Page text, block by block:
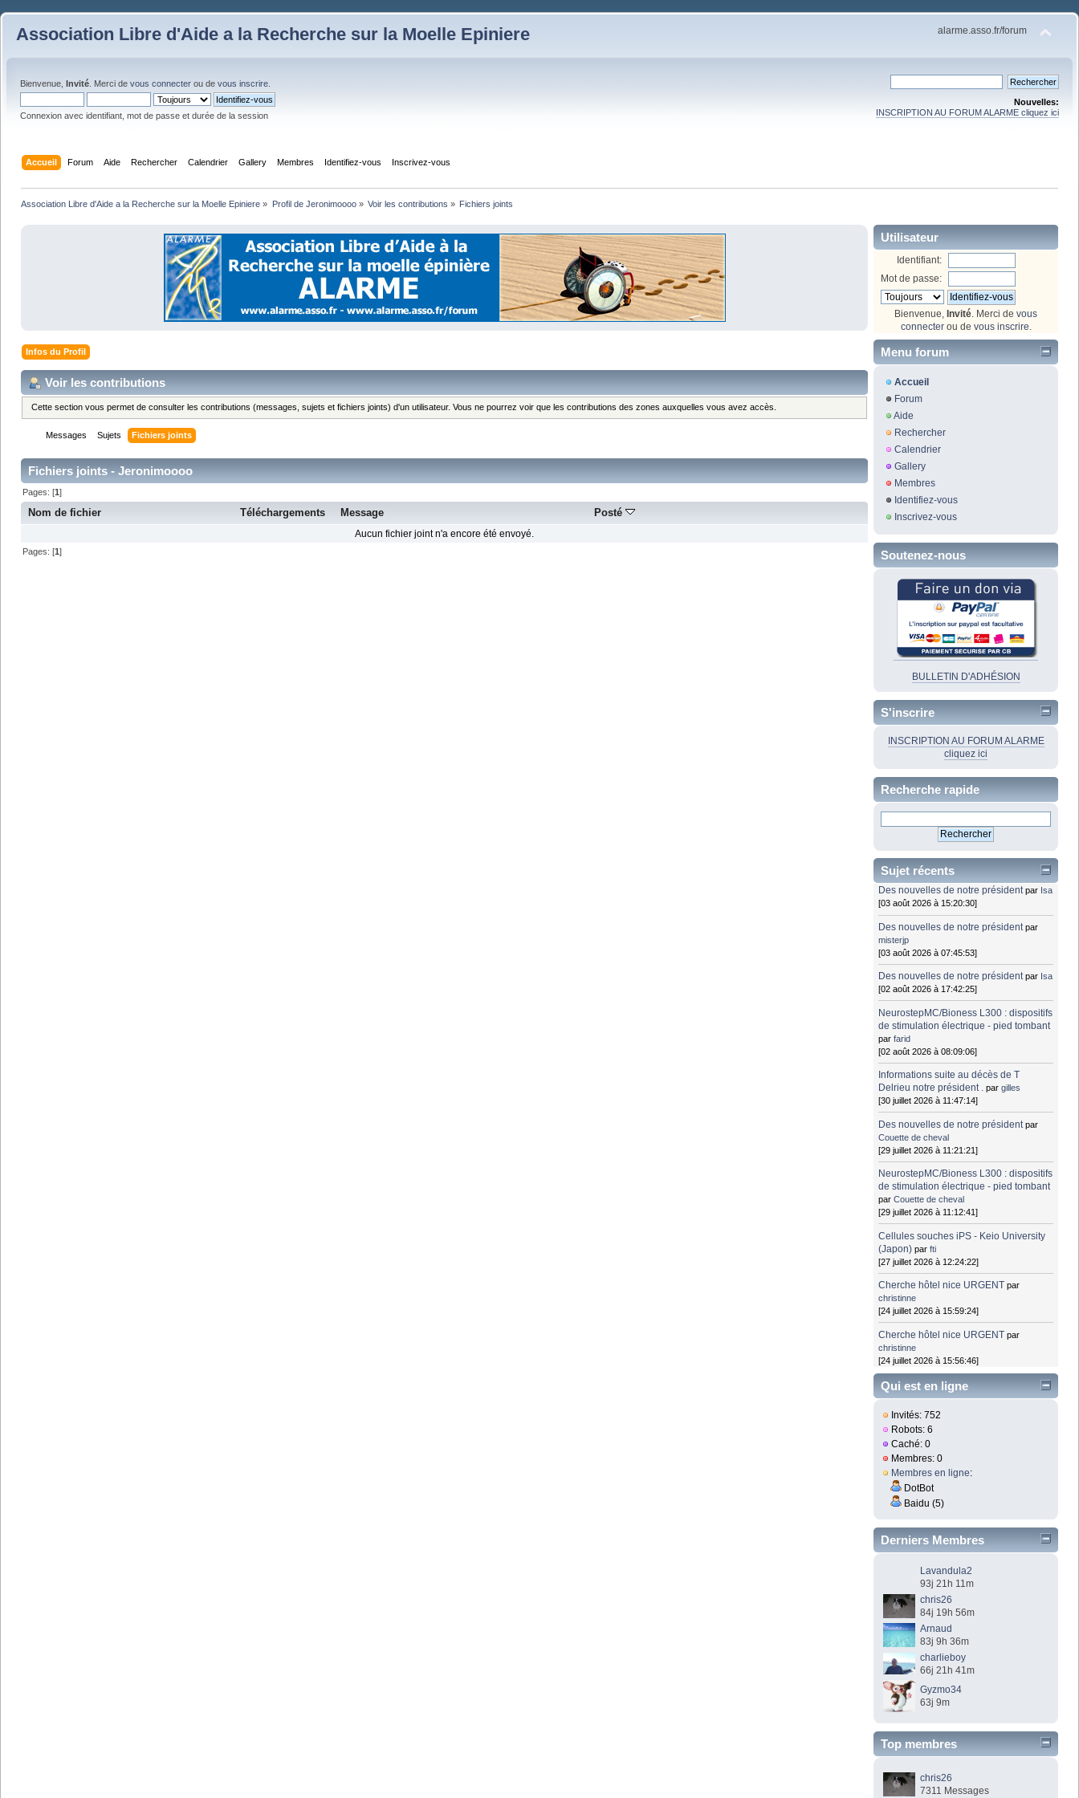
Association Libre d'Aide a la Recherche sur la Moelle Epiniere alarme.asso.fr/forum
Bienvenue, Invité . Merci de vous connecter ou de vous inscrire
Connexion avec identifiant, mot de passe et durée de la session
Nouvelles:
INSCRIPTION AU FORUM ALARME cliquez ici
Accueil Forum Aide Rechercher Calendrier Gallery Membres Identifiez-vous Inscrivez-vous
Association Libre d'Aide a la Recherche sur la Moelle Epiniere » Profil de Jeronimoooo» Voir les contributions » Fichiers joints
Infos du Profil
Voir les contributions
Cette section vous permet de consulter les contributions (messages, sujets et fichiers joints) d'un utilisateur. Vous ne pourrez voir que les contributions des zones auxquelles vous avez accès.
Messages Sujets Fichiers joints
Fichiers joints - Jeronimoooo
Pages: [1]
Nom de fichier Téléchargements Message Posté
Aucun fichier joint n'a encore été envoyé.
Pages: [1]
Utilisateur
Identifiant:
Mot de passe:
Bienvenue, Invité . Merci de vous
connecterou de vous inscrire
Menu forum
Accueil
Forum
Aide
Rechercher
Calendrier
Gallery
Membres
Identifiez-vous
Inscrivez-vous
Soutenez-nous
BULLETIN D'ADHÉSION
S'inscrire
INSCRIPTION AU FORUM ALARME
cliquez ici
Recherche rapide
Sujet récents
Des nouvelles de notre président par Isa
[03 août 2026 à 15:20:30]
Des nouvelles de notre président par
misterjp
[03 août 2026 à 07:45:53]
Des nouvelles de notre président par Isa
[02 août 2026 à 17:42:25]
NeurostepMC/Bioness L300 : dispositifs
de stimulation électrique - pied tombant
parfarid
[02 août 2026 à 08:09:06]
Informations suite au décès de T
Delrieu notre président . pargilles
[30 juillet 2026 à 11:47:14]
Des nouvelles de notre président par
Couette de cheval
[29 juillet 2026 à 11:21:21]
NeurostepMC/Bioness L300 : dispositifs
de stimulation électrique - pied tombant
parCouette de cheval
[29 juillet 2026 à 11:12:41]
Cellules souches iPS - Keio University
(Japon) parfti
[27 juillet 2026 à 12:24:22]
Cherche hôtel nice URGENT par
christinne
[24 juillet 2026 à 15:59:24]
Cherche hôtel nice URGENT par
christinne
[24 juillet 2026 à 15:56:46]
Qui est en ligne
Invités: 752
Robots: 6
Caché: 0
Membres: 0
Membres en ligne:
DotBot
Baidu (5)
Derniers Membres
Lavandula2
93j 21h 11m
chris26
84j 19h 56m
Arnaud
83j 9h 36m
charlieboy
66j 21h 41m
Gyzmo34
63j 9m
Top membres
chris26
7311 Messages